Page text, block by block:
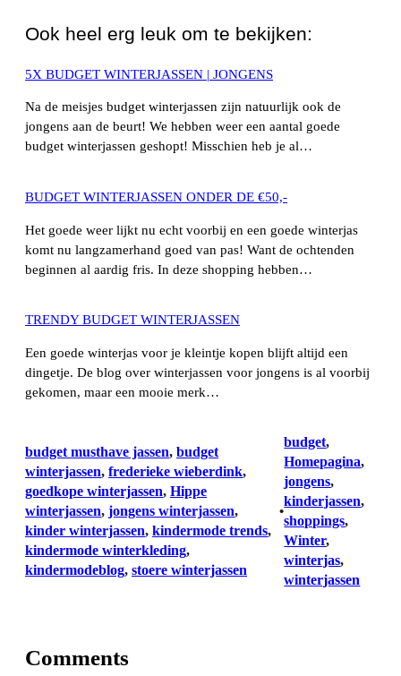
Ook heel erg leuk om te bekijken:
5X BUDGET WINTERJASSEN | JONGENS
Na de meisjes budget winterjassen zijn natuurlijk ook de
jongens aan de beurt! We hebben weer een aantal goede
budget winterjassen geshopt! Misschien heb je al…
BUDGET WINTERJASSEN ONDER DE €50,-
Het goede weer lijkt nu echt voorbij en een goede winterjas
komt nu langzamerhand goed van pas! Want de ochtenden
beginnen al aardig fris. In deze shopping hebben…
TRENDY BUDGET WINTERJASSEN
Een goede winterjas voor je kleintje kopen blijft altijd een
dingetje. De blog over winterjassen voor jongens is al voorbij
gekomen, maar een mooie merk…
budget musthave jassen, budget
winterjassen, frederieke wieberdink
goedkope winterjassen, Hippe
winterjassen, jongens winterjassen
kinder winterjassen, kindermode trends
kindermode winterkleding
kindermodeblog, stoere winterjassen
•
budget
Homepagina
jongens
kinderjassen
shoppings
Winter
winterjas
winterjassen
Comments